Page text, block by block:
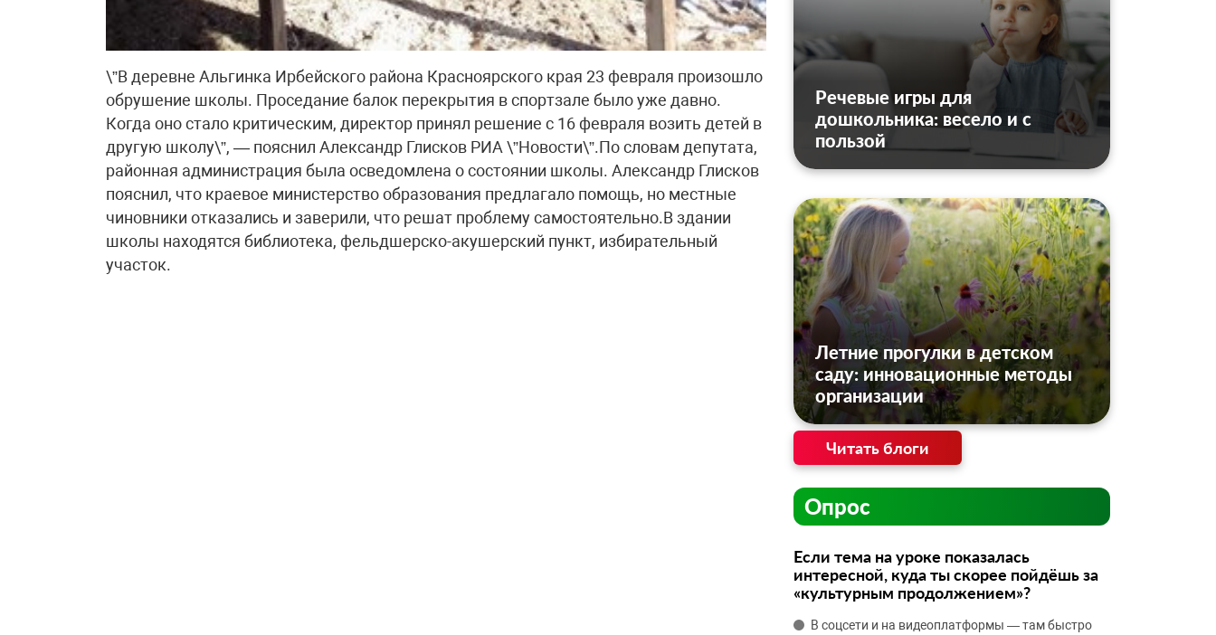
\”В деревне Альгинка Ирбейского района Красноярского края 23 февраля произошло
обрушение школы. Проседание балок перекрытия в спортзале было уже давно.
Когда оно стало критическим, директор принял решение с 16 февраля возить детей в
другую школу\”, — пояснил Александр Глисков РИА \”Новости\”.По словам депутата,
районная администрация была осведомлена о состоянии школы. Александр Глисков
пояснил, что краевое министерство образования предлагало помощь, но местные
чиновники отказались и заверили, что решат проблему самостоятельно.В здании
школы находятся библиотека, фельдшерско-акушерский пункт, избирательный
участок.
Речевые игры для
дошкольника: весело и с
пользой
Летние прогулки в детском
саду: инновационные методы
организации
Читать блоги
Опрос
Если тема на уроке показалась
интересной, куда ты скорее пойдёшь за
«культурным продолжением»?
В соцсети и на видеоплатформы — там быстро